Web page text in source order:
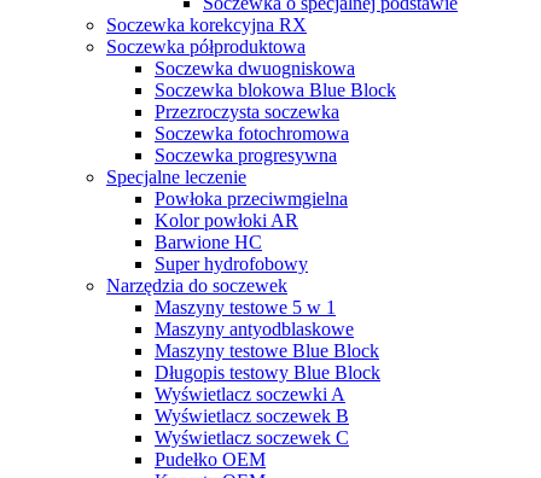
Soczewka korekcyjna RX
Soczewka półproduktowa
Soczewka dwuogniskowa
Soczewka blokowa Blue Block
Przezroczysta soczewka
Soczewka fotochromowa
Soczewka progresywna
Specjalne leczenie
Powłoka przeciwmgielna
Kolor powłoki AR
Barwione HC
Super hydrofobowy
Narzędzia do soczewek
Maszyny testowe 5 w 1
Maszyny antyodblaskowe
Maszyny testowe Blue Block
Długopis testowy Blue Block
Wyświetlacz soczewki A
Wyświetlacz soczewek B
Wyświetlacz soczewek C
Pudełko OEM